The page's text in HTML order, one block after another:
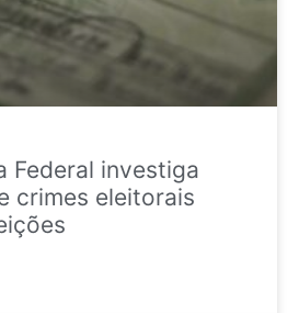
Federal investiga
crimes eleitorais